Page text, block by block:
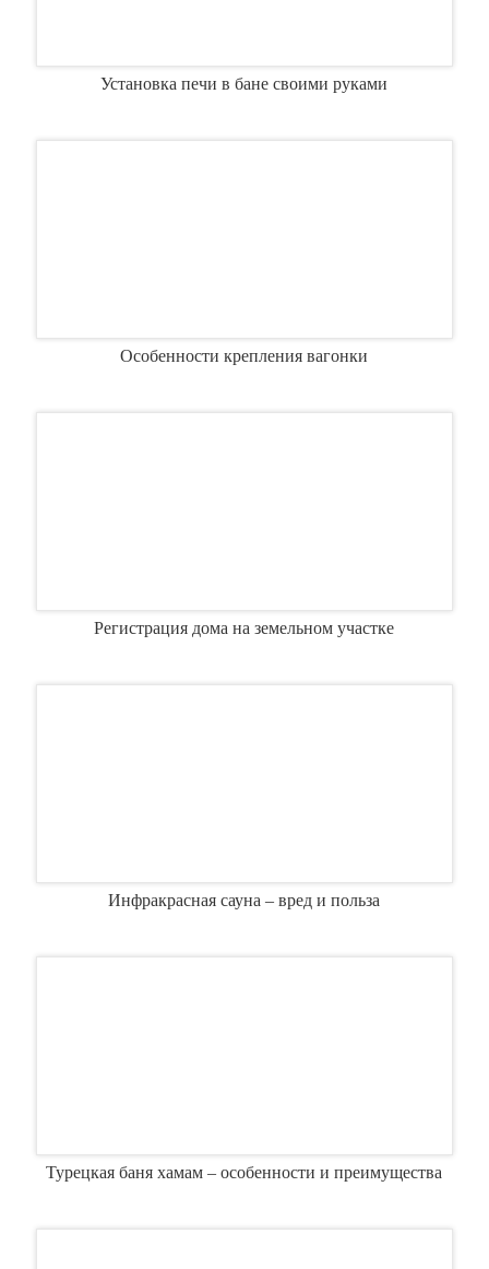
Установка печи в бане своими руками
Особенности крепления вагонки
Регистрация дома на земельном участке
Инфракрасная сауна – вред и польза
Турецкая баня хамам – особенности и преимущества